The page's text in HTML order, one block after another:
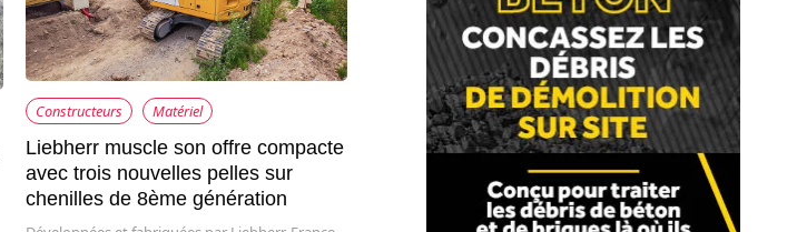
Constructeurs Matériel
Liebherr muscle son offre compacte
avec trois nouvelles pelles sur
chenilles de 8ème génération